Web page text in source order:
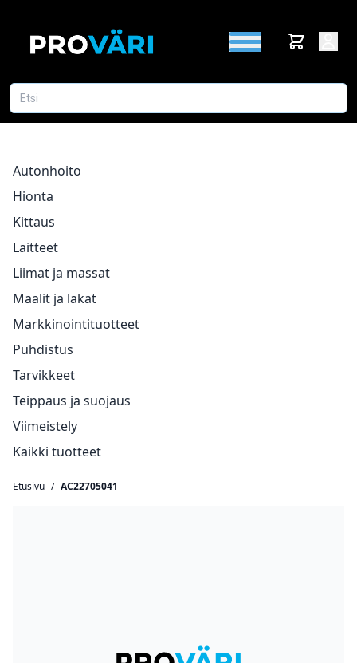
Autonhoito
Hionta
Kittaus
Laitteet
Liimat ja massat
Maalit ja lakat
Markkinointituotteet
Puhdistus
Tarvikkeet
Teippaus ja suojaus
Viimeistely
Kaikki tuotteet
Etusivu / AC22705041